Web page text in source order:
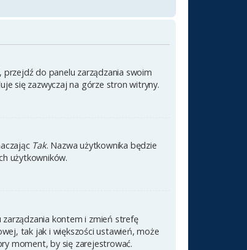
do panelu zarządzania swoim
się zazwyczaj na górze stron witryny.
Tak. Nazwa użytkownika będzie
użytkowników.
zarządzania kontem i zmień strefę
tak jak i większości ustawień, może
moment, by się zarejestrować.